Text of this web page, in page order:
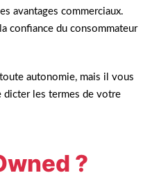
avantages commerciaux.
confiance du consommateur
autonomie, mais il vous
dicter les termes de votre
?